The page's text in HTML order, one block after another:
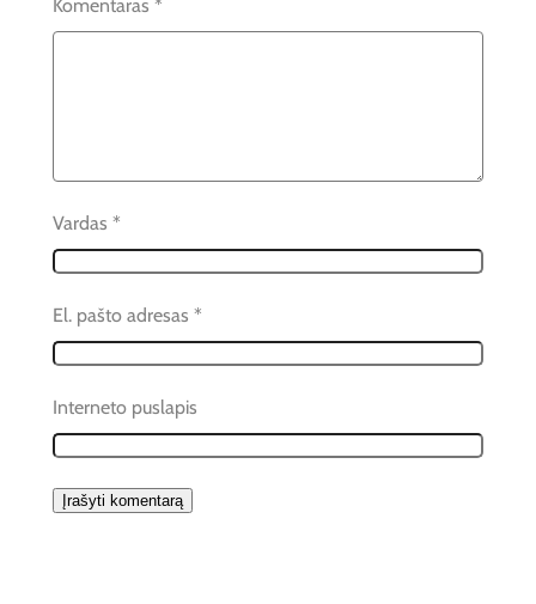
Komentaras *
Vardas *
El. pašto adresas *
Interneto puslapis